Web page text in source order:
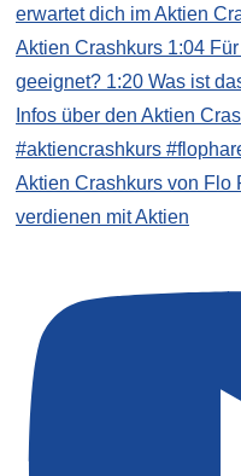
Aktien Crashkurs von Flo
verdienen mit Aktien